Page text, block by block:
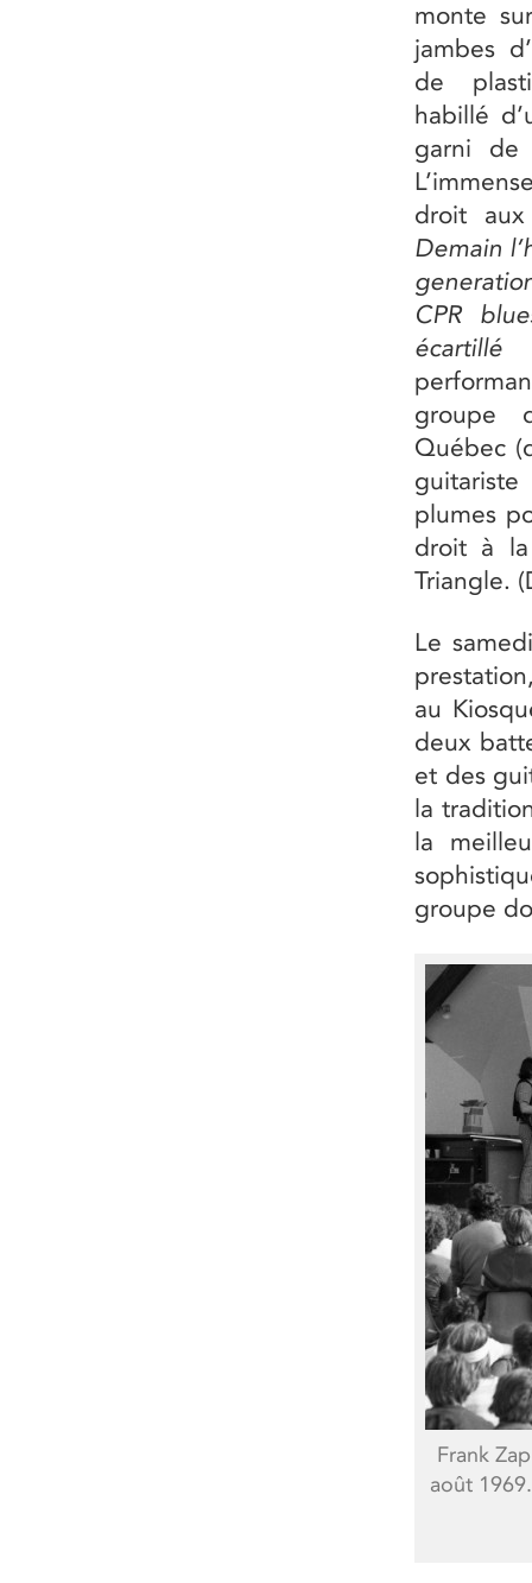
monte
jambes
de
habillé
garni de
droit
Demain
CPR
écartillé
groupe
Québec
plumes
droit à la
Triangle.
Le
au
deux
et des
la
la
groupe
Frank
août